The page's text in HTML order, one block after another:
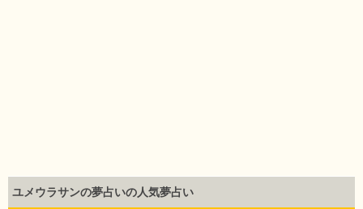
ユメウラサンの夢占いの人気夢占い